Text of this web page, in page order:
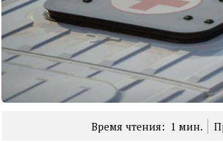
Время чтения: 1 мин.